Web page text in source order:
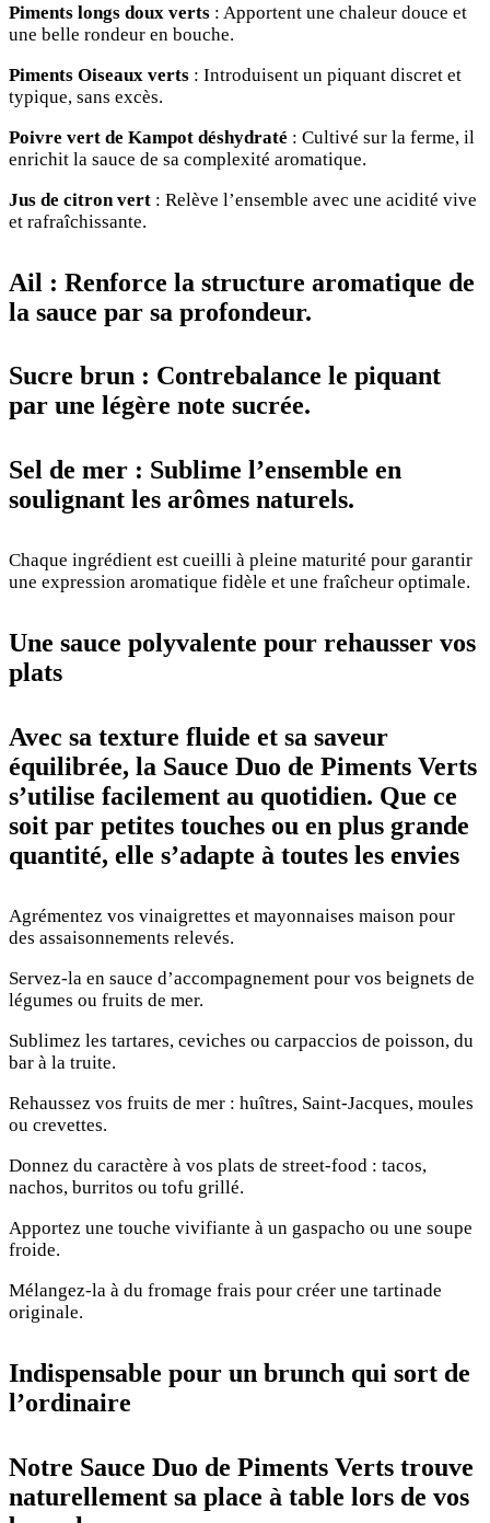
Piments longs doux verts : Apportent une chaleur douce et
une belle rondeur en bouche.
Piments Oiseaux verts : Introduisent un piquant discret et
typique, sans excès.
Poivre vert de Kampot déshydraté : Cultivé sur la ferme, il
enrichit la sauce de sa complexité aromatique.
Jus de citron vert : Relève l’ensemble avec une acidité vive
et rafraîchissante.
Ail : Renforce la structure aromatique de
la sauce par sa profondeur.
Sucre brun : Contrebalance le piquant
par une légère note sucrée.
Sel de mer : Sublime l’ensemble en
soulignant les arômes naturels.
Chaque ingrédient est cueilli à pleine maturité pour garantir
une expression aromatique fidèle et une fraîcheur optimale.
Une sauce polyvalente pour rehausser vos
plats
Avec sa texture fluide et sa saveur
équilibrée, la Sauce Duo de Piments Verts
s’utilise facilement au quotidien. Que ce
soit par petites touches ou en plus grande
quantité, elle s’adapte à toutes les envies
Agrémentez vos vinaigrettes et mayonnaises maison pour
des assaisonnements relevés.
Servez-la en sauce d’accompagnement pour vos beignets de
légumes ou fruits de mer.
Sublimez les tartares, ceviches ou carpaccios de poisson, du
bar à la truite.
Rehaussez vos fruits de mer : huîtres, Saint-Jacques, moules
ou crevettes.
Donnez du caractère à vos plats de street-food : tacos,
nachos, burritos ou tofu grillé.
Apportez une touche vivifiante à un gaspacho ou une soupe
froide.
Mélangez-la à du fromage frais pour créer une tartinade
originale.
Indispensable pour un brunch qui sort de
l’ordinaire
Notre Sauce Duo de Piments Verts trouve
naturellement sa place à table lors de vos